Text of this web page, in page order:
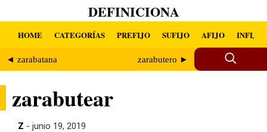
DEFINICIONA
HOME CATEGORÍAS PREFIJO SUFIJO AFIJO INFIJO
◄ zarabatana zarabutero ►
zarabutear
Z - junio 19, 2019